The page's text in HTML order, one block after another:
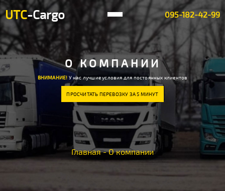
UTC-Cargo 095-182-42-99
О КОМПАНИИ
ВНИМАНИЕ! У нас лучшие условия для постоянных клиентов
ПРОСЧИТАТЬ ПЕРЕВОЗКУ ЗА 5 МИНУТ
Главная-О компании